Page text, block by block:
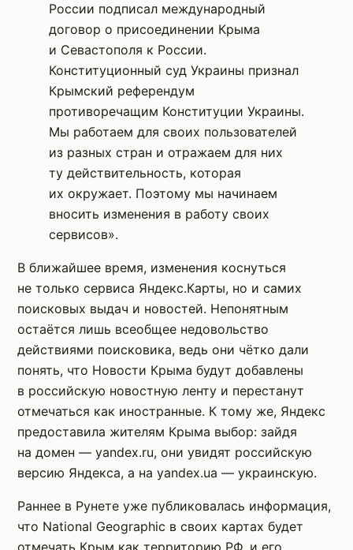
России подписал международный
договор о присоединении Крыма
и Севастополя к России.
Конституционный суд Украины признал
Крымский референдум
противоречащим Конституции Украины.
Мы работаем для своих пользователей
из разных стран и отражаем для них
ту действительность, которая
их окружает. Поэтому мы начинаем
вносить изменения в работу своих
сервисов».
В ближайшее время, изменения коснуться
не только сервиса Яндекс.Карты, но и самих
поисковых выдач и новостей. Непонятным
остаётся лишь всеобщее недовольство
действиями поисковика, ведь они чётко дали
понять, что Новости Крыма будут добавлены
в российскую новостную ленту и перестанут
отмечаться как иностранные. К тому же, Яндекс
предоставила жителям Крыма выбор: зайдя
на домен — yandex.ru, они увидят российскую
версию Яндекса, а на yandex.ua — украинскую.
Раннее в Рунете уже публиковалась информация,
что National Geographic в своих картах будет